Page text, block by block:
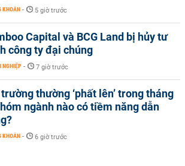
KHOÁN - 5 giờ trước
Capital và BCG Land bị hủy tư
công ty đại chúng
NGHIỆP - 7 giờ trước
thường ‘phất lên’ trong tháng
ngành nào có tiềm năng dẫn
KHOÁN - 6 giờ trước